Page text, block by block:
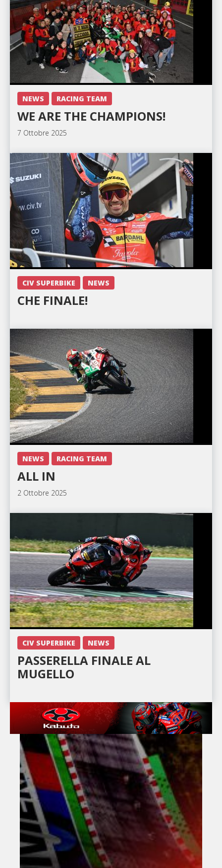
NEWS RACING TEAM
WE ARE THE CHAMPIONS!
7 Ottobre 2025
CIV SUPERBIKE NEWS
CHE FINALE!
NEWS RACING TEAM
ALL IN
2 Ottobre 2025
CIV SUPERBIKE NEWS
PASSERELLA FINALE AL
MUGELLO